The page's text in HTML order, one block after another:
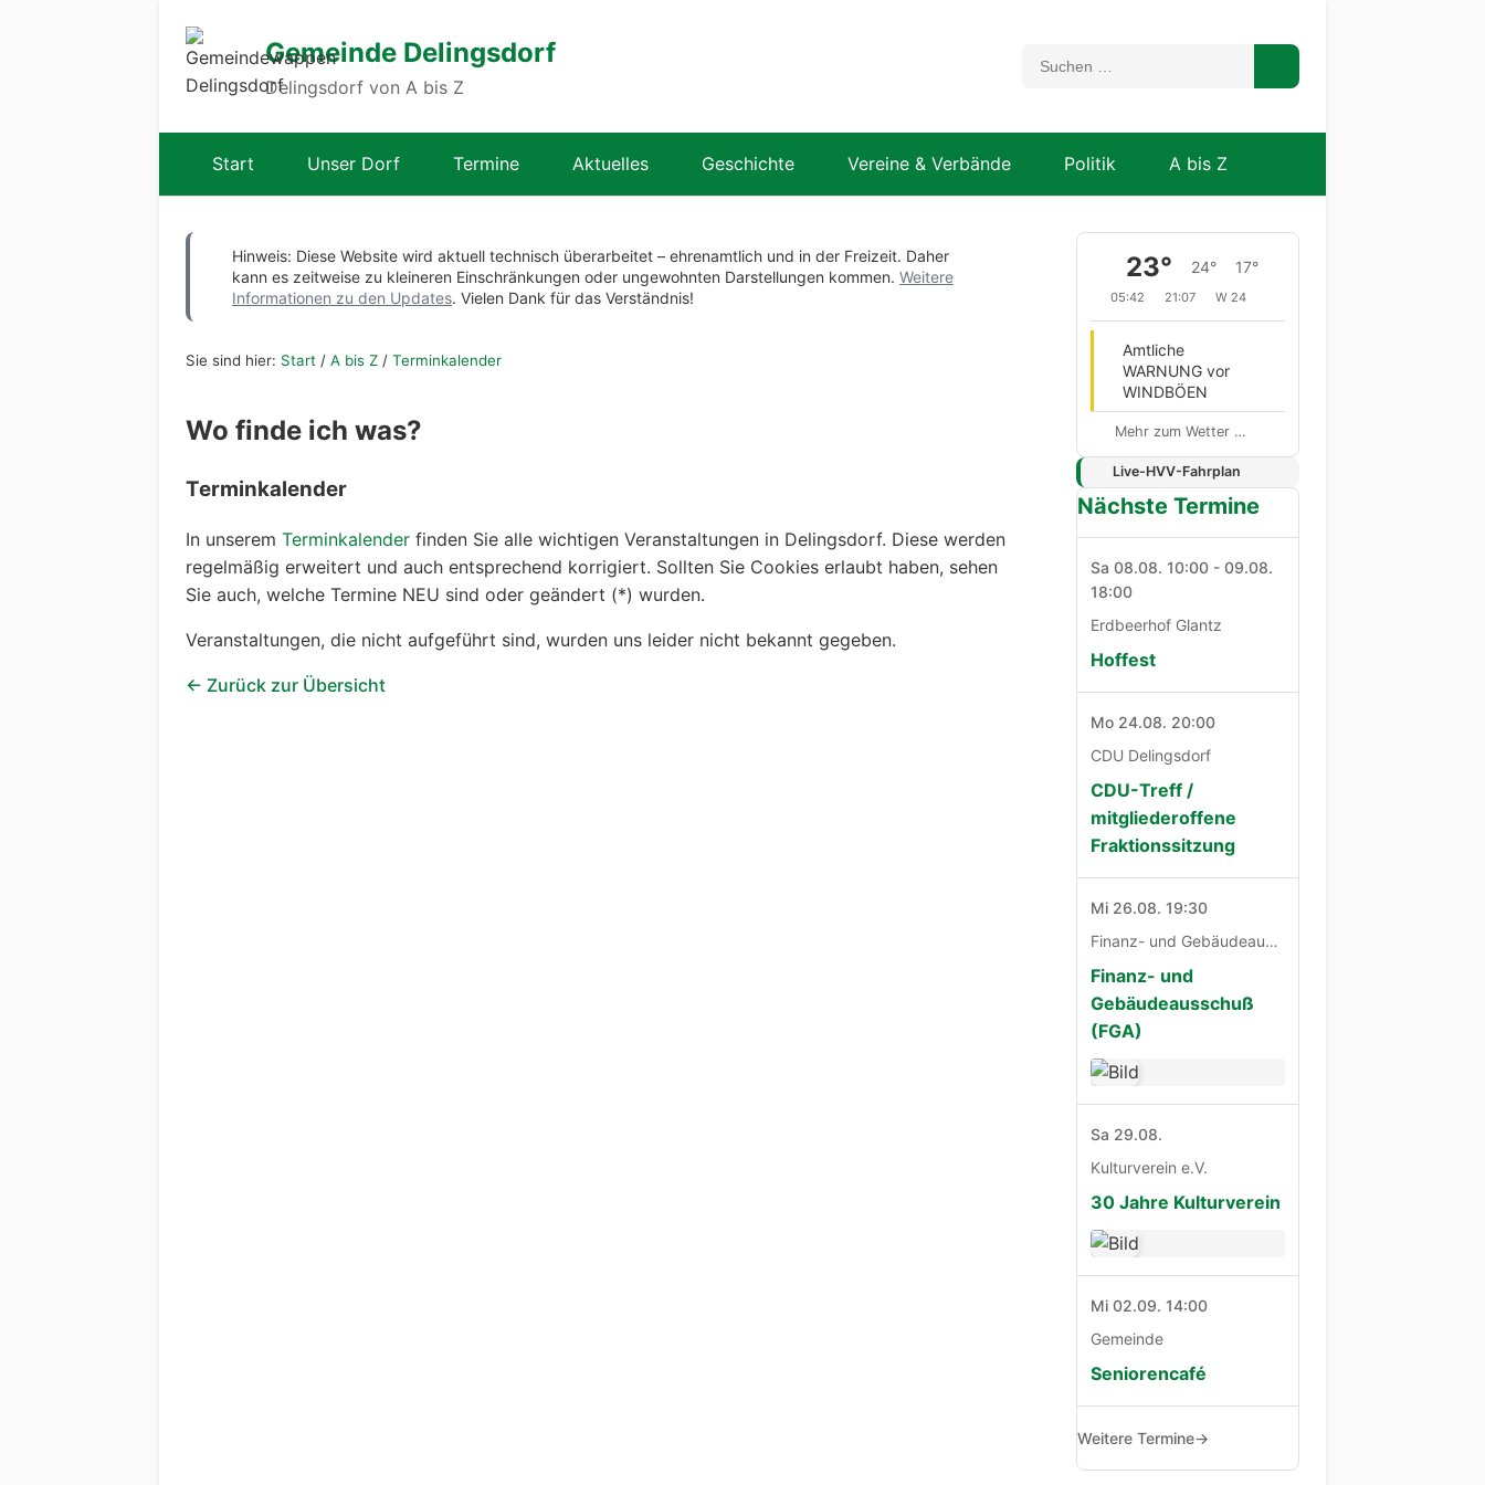
Gemeinde Delingsdorf
Delingsdorf von A bis Z
Start Unser Dorf Termine Aktuelles Geschichte Vereine & Verbände Politik A bis Z
Hinweis: Diese Website wird aktuell technisch überarbeitet – ehrenamtlich und in der Freizeit. Daher
kann es zeitweise zu kleineren Einschränkungen oder ungewohnten Darstellungen kommen. Weitere
Informationen zu den Updates. Vielen Dank für das Verständnis!
Sie sind hier: Start / A bis Z / Terminkalender
Wo finde ich was?
Terminkalender
In unserem Terminkalender finden Sie alle wichtigen Veranstaltungen in Delingsdorf. Diese werden
regelmäßig erweitert und auch entsprechend korrigiert. Sollten Sie Cookies erlaubt haben, sehen
Sie auch, welche Termine NEU sind oder geändert (*) wurden.
Veranstaltungen, die nicht aufgeführt sind, wurden uns leider nicht bekannt gegeben.
← Zurück zur Übersicht
23° 24° 17°
05:42 21:07 W 24
Amtliche
WARNUNG vor
WINDBÖEN
Mehr zum Wetter …
Live-HVV-Fahrplan
Nächste Termine
Sa 08.08. 10:00 - 09.08.
18:00
Erdbeerhof Glantz
Hoffest
Mo 24.08. 20:00
CDU Delingsdorf
CDU-Treff /
mitgliederoffene
Fraktionssitzung
Mi 26.08. 19:30
Finanz- und Gebäudeausschuß
Finanz- und
Gebäudeausschuß
(FGA)
Sa 29.08.
Kulturverein e.V.
30 Jahre Kulturverein
Mi 02.09. 14:00
Gemeinde
Seniorencafé
Weitere Termine→